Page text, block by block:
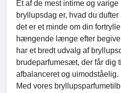
Et af de mest intime og
bryllupsdag er, hvad du
det er et minde om din
hængende længe efter
har et bredt udvalg af
brudeparfumesæt, der får dig
afbalanceret og uimodståelig.
Med vores